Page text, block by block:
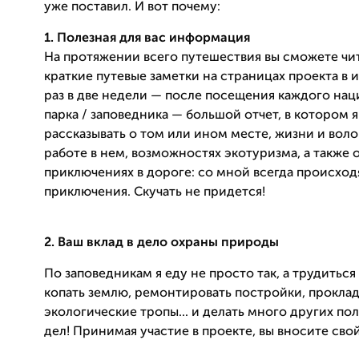
уже поставил. И вот почему:
1. Полезная для вас информация
На протяжении всего путешествия вы сможете
краткие путевые заметки на страницах проекта в
раз в две недели — после посещения каждого
парка / заповедника — большой отчет, в котором
рассказывать о том или ином месте, жизни и
работе в нем, возможностях экотуризма, а также
приключениях в дороге: со мной всегда
приключения. Скучать не придется!
2. Ваш вклад в дело охраны природы
По заповедникам я еду не просто так, а
копать землю, ремонтировать постройки,
экологические тропы... и делать много других
дел! Принимая участие в проекте, вы вносите